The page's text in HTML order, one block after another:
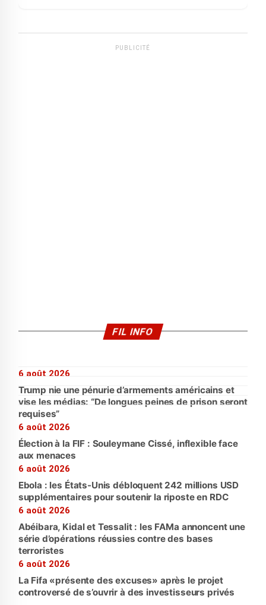
PUBLICITÉ
FIL INFO
6 août 2026
Trump nie une pénurie d’armements américains et
vise les médias: “De longues peines de prison seront
requises”
6 août 2026
Élection à la FIF : Souleymane Cissé, inflexible face
aux menaces
6 août 2026
Ebola : les États-Unis débloquent 242 millions USD
supplémentaires pour soutenir la riposte en RDC
6 août 2026
Abéibara, Kidal et Tessalit : les FAMa annoncent une
série d’opérations réussies contre des bases
terroristes
6 août 2026
La Fifa «présente des excuses» après le projet
controversé de s’ouvrir à des investisseurs privés